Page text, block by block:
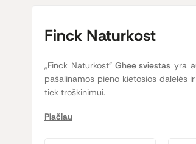
Finck Naturkost
„Finck Naturkost“Ghee sviestas yra
pašalinamos pieno kietosios dalelės
tiek troškinimui.
Šis sviestas yra
Plačiau